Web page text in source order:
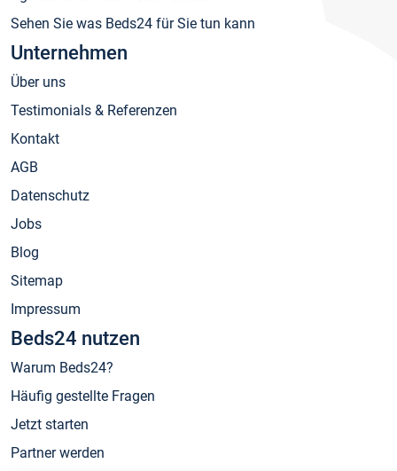
Sehen Sie was Beds24 für Sie tun kann
Unternehmen
Über uns
Testimonials & Referenzen
Kontakt
AGB
Datenschutz
Jobs
Blog
Sitemap
Impressum
Beds24 nutzen
Warum Beds24?
Häufig gestellte Fragen
Jetzt starten
Partner werden